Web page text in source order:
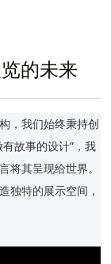
的未来
，我们始终秉持创
故事的设计”，我
将其呈现给世界。
独特的展示空间，